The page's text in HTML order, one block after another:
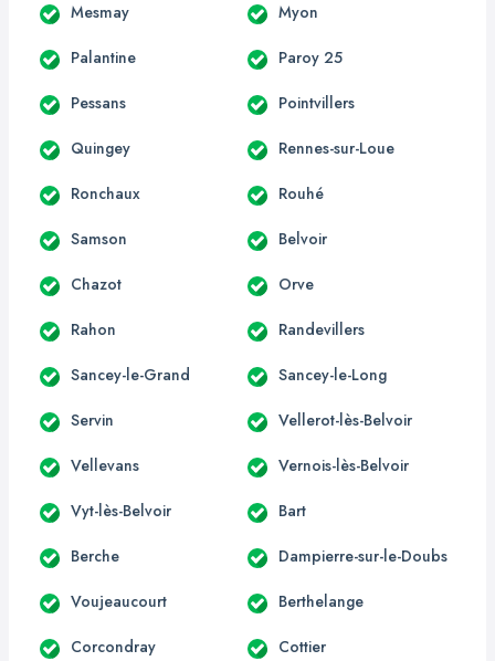
Mesmay Myon
Palantine Paroy 25
Pessans Pointvillers
Quingey Rennes-sur-Loue
Ronchaux Rouhé
Samson Belvoir
Chazot Orve
Rahon Randevillers
Sancey-le-Grand Sancey-le-Long
Servin Vellerot-lès-Belvoir
Vellevans Vernois-lès-Belvoir
Vyt-lès-Belvoir Bart
Berche Dampierre-sur-le-Doubs
Voujeaucourt Berthelange
Corcondray Cottier